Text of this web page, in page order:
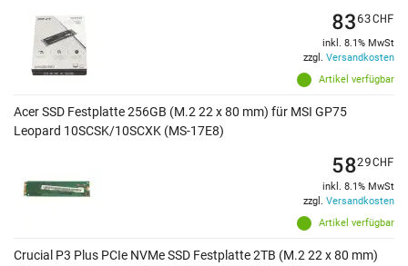
Artikel verfügbar
8363CHF
inkl. 8.1% MwSt
zzgl. Versandkosten
Acer SSD Festplatte 256GB (M.2 22 x 80 mm) für MSI GP75
Leopard 10SCSK/10SCXK (MS-17E8)
Artikel verfügbar
5829CHF
inkl. 8.1% MwSt
zzgl. Versandkosten
Crucial P3 Plus PCIe NVMe SSD Festplatte 2TB (M.2 22 x 80 mm)